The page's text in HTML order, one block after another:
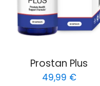
Prostan Plus
49,99 €